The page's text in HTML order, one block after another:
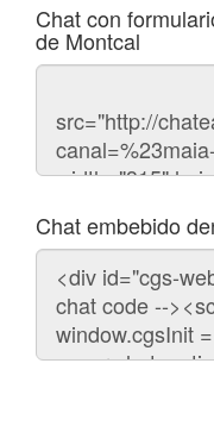
Chat con
de Montcal
Código
chat
Chat embebido
Código
para
embeber
chat